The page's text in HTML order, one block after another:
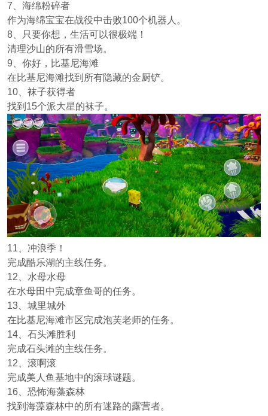
7、海绵粉碎者
作为海绵宝宝在战役中击败100个机器人。
8、只要你想，生活可以很极端！
清理沙山的所有滑雪场。
9、你好，比基尼海滩
在比基尼海滩找到所有隐藏的金厨铲。
10、袜子获得者
找到15个派大星的袜子。
11、冲浪季！
完成酷乐湖的主线任务。
12、水母水母
在水母田中完成章鱼哥的任务。
13、城里城外
在比基尼海滩市区完成泡芙老师的任务。
14、石头滩胜利
完成石头滩的主线任务。
12、滚啊滚
完成美人鱼基地中的滚球谜题。
16、恐怖海藻森林
找到海藻森林中的所有迷路的露营者。